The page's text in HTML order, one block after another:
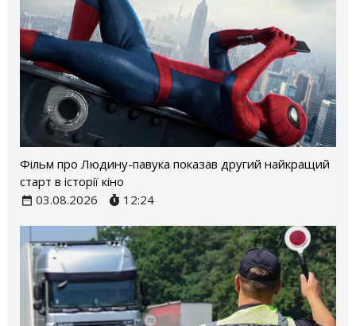
Фільм про Людину-павука показав другий найкращий
старт в історії кіно
03.08.2026
12:24